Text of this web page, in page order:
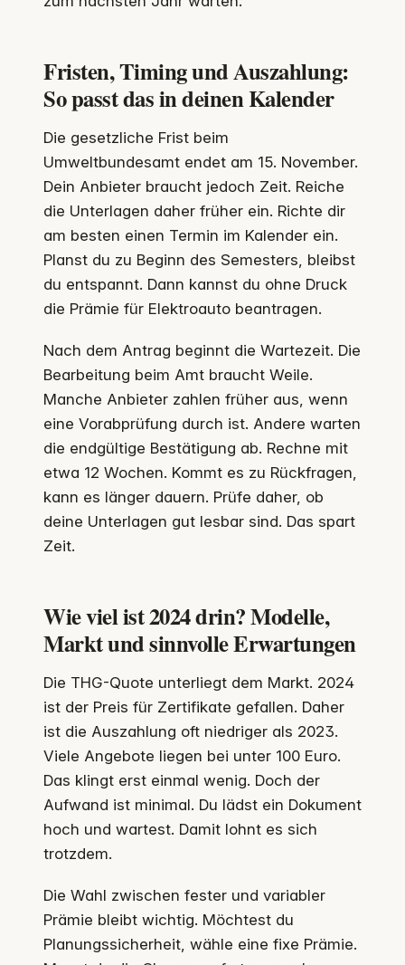
Fristen, Timing und Auszahlung:
So passt das in deinen Kalender
Die gesetzliche Frist beim
Umweltbundesamt endet am 15. November.
Dein Anbieter braucht jedoch Zeit. Reiche
die Unterlagen daher früher ein. Richte dir
am besten einen Termin im Kalender ein.
Planst du zu Beginn des Semesters, bleibst
du entspannt. Dann kannst du ohne Druck
die Prämie für Elektroauto beantragen.
Nach dem Antrag beginnt die Wartezeit. Die
Bearbeitung beim Amt braucht Weile.
Manche Anbieter zahlen früher aus, wenn
eine Vorabprüfung durch ist. Andere warten
die endgültige Bestätigung ab. Rechne mit
etwa 12 Wochen. Kommt es zu Rückfragen,
kann es länger dauern. Prüfe daher, ob
deine Unterlagen gut lesbar sind. Das spart
Zeit.
Wie viel ist 2024 drin? Modelle,
Markt und sinnvolle Erwartungen
Die THG-Quote unterliegt dem Markt. 2024
ist der Preis für Zertifikate gefallen. Daher
ist die Auszahlung oft niedriger als 2023.
Viele Angebote liegen bei unter 100 Euro.
Das klingt erst einmal wenig. Doch der
Aufwand ist minimal. Du lädst ein Dokument
hoch und wartest. Damit lohnt es sich
trotzdem.
Die Wahl zwischen fester und variabler
Prämie bleibt wichtig. Möchtest du
Planungssicherheit, wähle eine fixe Prämie.